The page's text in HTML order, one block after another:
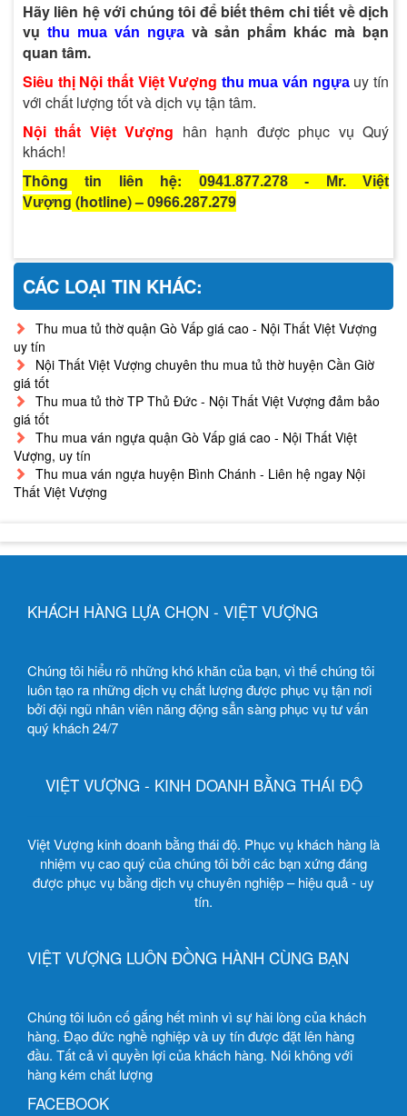
Hãy liên hệ với chúng tôi để biết thêm chi tiết về dịch
vụ thu mua ván ngựa và sản phẩm khác mà bạn
quan tâm.
Siêu thị Nội thất Việt Vượng thu mua ván ngựa uy tín
với chất lượng tốt và dịch vụ tận tâm.
Nội thất Việt Vượng hân hạnh được phục vụ Quý
khách!
Thông tin liên hệ:
0941.877.278 - Mr. Việt
Vượng (hotline) – 0966.287.279
CÁC LOẠI TIN KHÁC:
Thu mua tủ thờ quận Gò Vấp giá cao - Nội Thất Việt Vượng
uy tín
Nội Thất Việt Vượng chuyên thu mua tủ thờ huyện Cần Giờ
giá tốt
Thu mua tủ thờ TP Thủ Đức - Nội Thất Việt Vượng đảm bảo
giá tốt
Thu mua ván ngựa quận Gò Vấp giá cao - Nội Thất Việt
Vượng, uy tín
Thu mua ván ngựa huyện Bình Chánh - Liên hệ ngay Nội
Thất Việt Vượng
KHÁCH HÀNG LỰA CHỌN - VIỆT VƯỢNG
Chúng tôi hiểu rõ những khó khăn của bạn, vì thế chúng tôi
luôn tạo ra những dịch vụ chất lượng được phục vụ tận nơi
bởi đội ngũ nhân viên năng động sẳn sàng phục vụ tư vấn
quý khách 24/7
VIỆT VƯỢNG - KINH DOANH BẰNG THÁI ĐỘ
Việt Vượng kinh doanh bằng thái độ. Phục vụ khách hàng là
nhiệm vụ cao quý của chúng tôi bởi các bạn xứng đáng
được phục vụ bằng dịch vụ chuyên nghiệp – hiệu quả - uy
tín.
VIỆT VƯỢNG LUÔN ĐỒNG HÀNH CÙNG BẠN
Chúng tôi luôn cố gắng hết mình vì sự hài lòng của khách
hàng. Đạo đức nghề nghiệp và uy tín được đặt lên hàng
đầu. Tất cả vì quyền lợi của khách hàng. Nói không với
hàng kém chất lượng
FACEBOOK